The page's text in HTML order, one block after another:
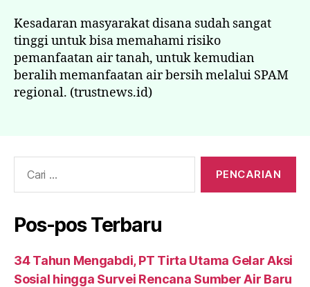
Kesadaran masyarakat disana sudah sangat
tinggi untuk bisa memahami risiko
pemanfaatan air tanah, untuk kemudian
beralih memanfaatan air bersih melalui SPAM
regional. (trustnews.id)
Pos-pos Terbaru
34 Tahun Mengabdi, PT Tirta Utama Gelar Aksi
Sosial hingga Survei Rencana Sumber Air Baru